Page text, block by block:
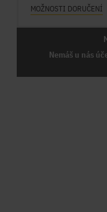
MOŽNOSTI DORUČENÍ
Nemáš u nás